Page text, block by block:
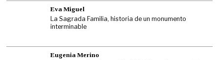
Eva Miguel
La Sagrada Familia, historia de un monumento
interminable
Eugenia Merino